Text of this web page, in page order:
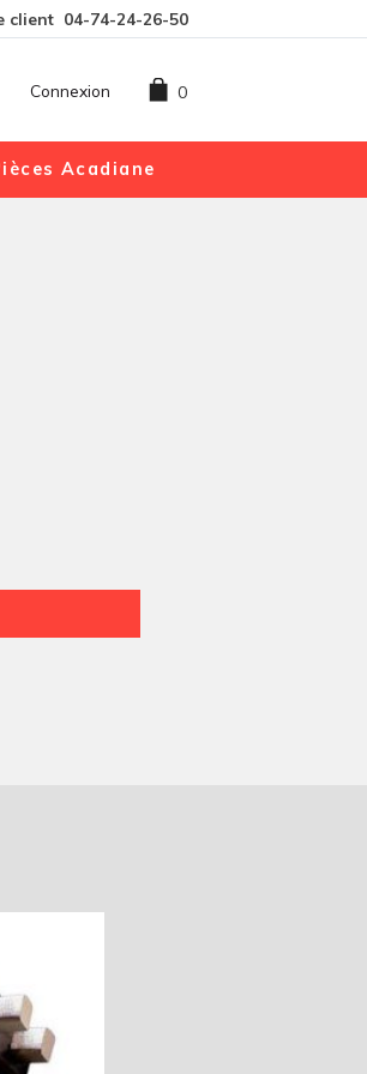
client 04-74-24-26-50
0
Connexion
Acadiane